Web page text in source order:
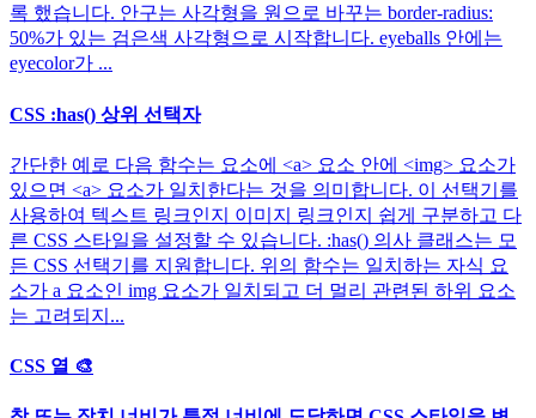
록 했습니다. 안구는 사각형을 원으로 바꾸는 border-radius:
50%가 있는 검은색 사각형으로 시작합니다. eyeballs 안에는
eyecolor가 ...
CSS :has() 상위 선택자
간단한 예로 다음 함수는 요소에 <a> 요소 안에 <img> 요소가
있으면 <a> 요소가 일치한다는 것을 의미합니다. 이 선택기를
사용하여 텍스트 링크인지 이미지 링크인지 쉽게 구분하고 다
른 CSS 스타일을 설정할 수 있습니다. :has() 의사 클래스는 모
든 CSS 선택기를 지원합니다. 위의 함수는 일치하는 자식 요
소가 a 요소인 img 요소가 일치되고 더 멀리 관련된 하위 요소
는 고려되지...
CSS 열 🎨